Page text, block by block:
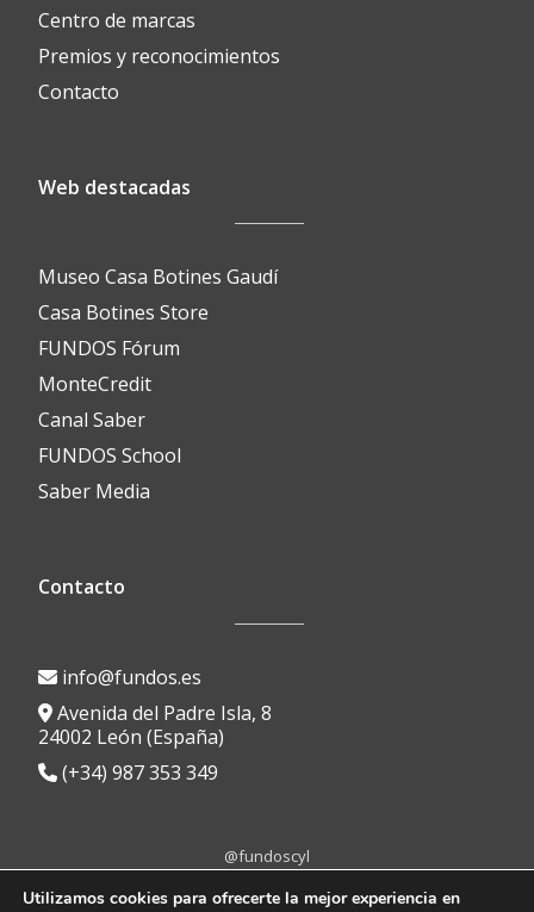
Centro de marcas
Premios y reconocimientos
Contacto
Web destacadas
Museo Casa Botines Gaudí
Casa Botines Store
FUNDOS Fórum
MonteCredit
Canal Saber
FUNDOS School
Saber Media
Contacto
info@fundos.es
Avenida del Padre Isla, 8
24002 León (España)
(+34) 987 353 349
@fundoscyl
Menú
fa-
fa-
fa-
fa-
fa-
Utilizamos cookies para ofrecerte la mejor experiencia en